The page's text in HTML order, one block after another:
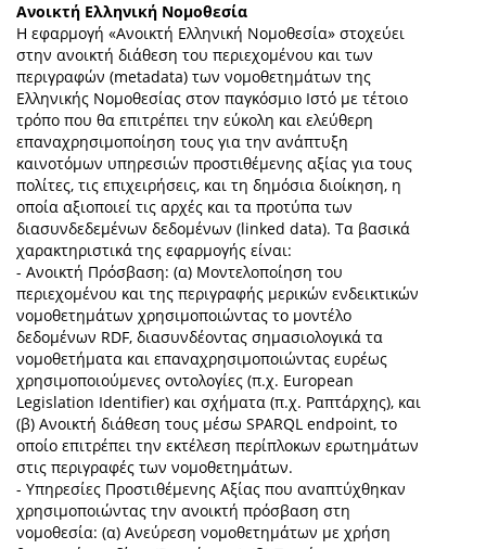
Ανοικτή Ελληνική Νομοθεσία
Η εφαρμογή «Ανοικτή Ελληνική Νομοθεσία» στοχεύει
στην ανοικτή διάθεση του περιεχομένου και των
περιγραφών (metadata) των νομοθετημάτων της
Ελληνικής Νομοθεσίας στον παγκόσμιο Ιστό με τέτοιο
τρόπο που θα επιτρέπει την εύκολη και ελεύθερη
επαναχρησιμοποίηση τους για την ανάπτυξη
καινοτόμων υπηρεσιών προστιθέμενης αξίας για τους
πολίτες, τις επιχειρήσεις, και τη δημόσια διοίκηση, η
οποία αξιοποιεί τις αρχές και τα προτύπα των
διασυνδεδεμένων δεδομένων (linked data). Τα βασικά
χαρακτηριστικά της εφαρμογής είναι:
- Ανοικτή Πρόσβαση: (α) Μοντελοποίηση του
περιεχομένου και της περιγραφής μερικών ενδεικτικών
νομοθετημάτων χρησιμοποιώντας το μοντέλο
δεδομένων RDF, διασυνδέοντας σημασιολογικά τα
νομοθετήματα και επαναχρησιμοποιώντας ευρέως
χρησιμοποιούμενες οντολογίες (π.χ. European
Legislation Identifier) και σχήματα (π.χ. Ραπτάρχης), και
(β) Ανοικτή διάθεση τους μέσω SPARQL endpoint, το
οποίο επιτρέπει την εκτέλεση περίπλοκων ερωτημάτων
στις περιγραφές των νομοθετημάτων.
- Υπηρεσίες Προστιθέμενης Αξίας που αναπτύχθηκαν
χρησιμοποιώντας την ανοικτή πρόσβαση στη
νομοθεσία: (α) Ανεύρεση νομοθετημάτων με χρήση